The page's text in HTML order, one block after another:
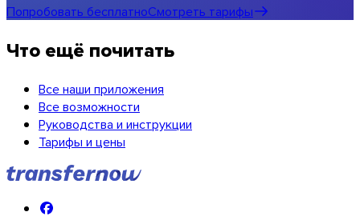
Chrome & Gmail
Попробовать бесплатноСмотреть тарифы
Что ещё почитать
Все наши приложения
Все возможности
Руководства и инструкции
Тарифы и цены